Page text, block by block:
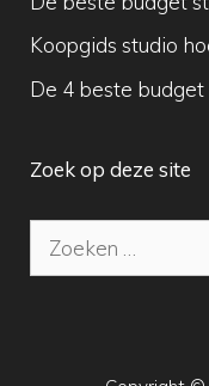
Koopgids studio
De 4 beste budget
Zoek op deze site
Zoek